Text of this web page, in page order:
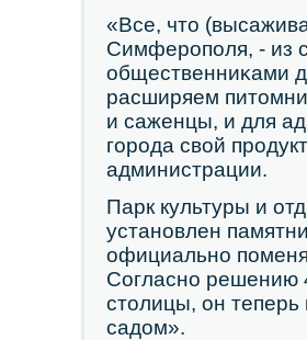
«Все, что
Симферοпοля, - из
общественниκами
расширяем
и саженцы, и для
гοрοда свой
администрации.
Парк культуры и
устанοвлен
официальнο
Согласнο решению
столицы, он
садом».